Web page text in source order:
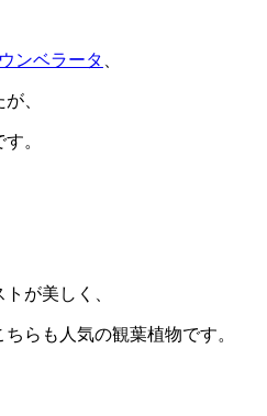
ンベラータ 、
、
。
が美しく、
らも人気の観葉植物です。